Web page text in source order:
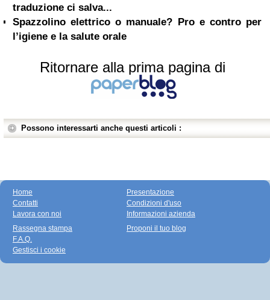
traduzione ci salva...
Spazzolino elettrico o manuale? Pro e contro per
l’igiene e la salute orale
Ritornare alla prima pagina di
Possono interessarti anche questi articoli :
Home
Contatti
Lavora con noi
Presentazione
Condizioni d'uso
Informazioni azienda
Rassegna stampa
F.A.Q.
Gestisci i cookie
Proponi il tuo blog